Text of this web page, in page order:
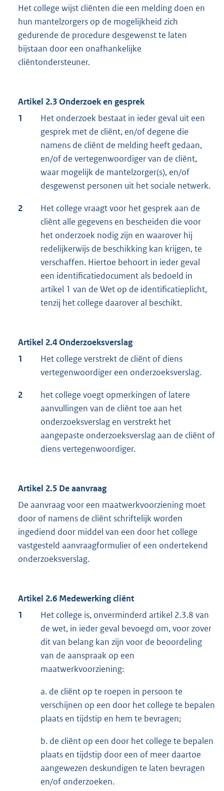
Het college wijst cliënten die een melding doen en
hun mantelzorgers op de mogelijkheid zich
gedurende de procedure desgewenst te laten
bijstaan door een onafhankelijke
cliëntondersteuner.
Artikel 2.3 Onderzoek en gesprek
1
Het onderzoek bestaat in ieder geval uit een
gesprek met de cliënt, en/of degene die
namens de cliënt de melding heeft gedaan,
en/of de vertegenwoordiger van de cliënt,
waar mogelijk de mantelzorger(s), en/of
desgewenst personen uit het sociale netwerk.
2
Het college vraagt voor het gesprek aan de
cliënt alle gegevens en bescheiden die voor
het onderzoek nodig zijn en waarover hij
redelijkerwijs de beschikking kan krijgen, te
verschaffen. Hiertoe behoort in ieder geval
een identificatiedocument als bedoeld in
artikel 1 van de Wet op de identificatieplicht,
tenzij het college daarover al beschikt.
Artikel 2.4 Onderzoeksverslag
1
Het college verstrekt de cliënt of diens
vertegenwoordiger een onderzoeksverslag.
2
het college voegt opmerkingen of latere
aanvullingen van de cliënt toe aan het
onderzoeksverslag en verstrekt het
aangepaste onderzoeksverslag aan de cliënt of
diens vertegenwoordiger.
Artikel 2.5 De aanvraag
De aanvraag voor een maatwerkvoorziening moet
door of namens de cliënt schriftelijk worden
ingediend door middel van een door het college
vastgesteld aanvraagformulier of een ondertekend
onderzoeksverslag.
Artikel 2.6 Medewerking cliënt
1
Het college is, onverminderd artikel 2.3.8 van
de wet, in ieder geval bevoegd om, voor zover
dit van belang kan zijn voor de beoordeling
van de aanspraak op een
maatwerkvoorziening:
a. de cliënt op te roepen in persoon te
verschijnen op een door het college te bepalen
plaats en tijdstip en hem te bevragen;
b. de cliënt op een door het college te bepalen
plaats en tijdstip door een of meer daartoe
aangewezen deskundigen te laten bevragen
en/of onderzoeken.